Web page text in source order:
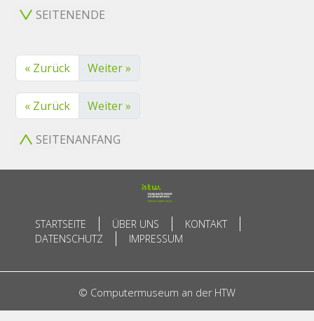
SEITENENDE
« Zurück Weiter »
« Zurück Weiter »
SEITENANFANG
STARTSEITE ÜBER UNS
KONTAKT
DATENSCHUTZ
IMPRESSUM
© Computermuseum an der HTW